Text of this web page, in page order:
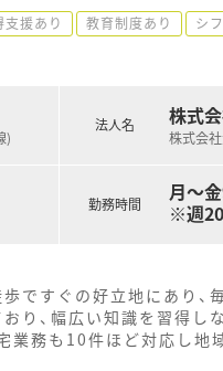
援あり 教育制度あり シ
)
法人名 株式
株式会
勤務時間
月～
※週
すぐの好立地にあり、
、幅広い知識を習得し
務も10件ほど対応し地